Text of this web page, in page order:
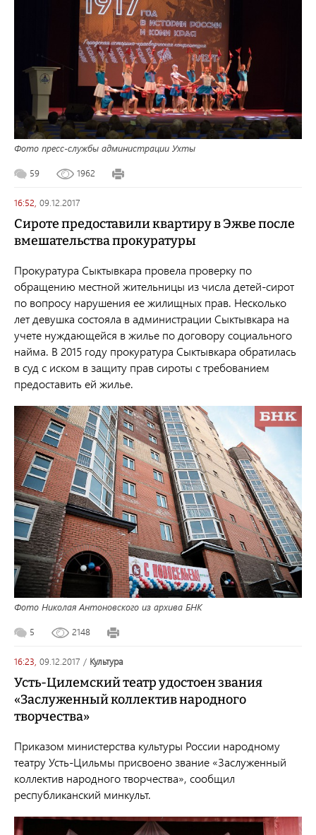
Фото пресс-службы администрации Ухты
59 1962
16:52, 09.12.2017
Сироте предоставили квартиру в Эжве после
вмешательства прокуратуры
Прокуратура Сыктывкара провела проверку по
обращению местной жительницы из числа детей-сирот
по вопросу нарушения ее жилищных прав. Несколько
лет девушка состояла в администрации Сыктывкара на
учете нуждающейся в жилье по договору социального
найма. В 2015 году прокуратура Сыктывкара обратилась
в суд с иском в защиту прав сироты с требованием
предоставить ей жилье.
Фото Николая Антоновского из архива БНК
5 2148
16:23, 09.12.2017 / культура
Усть-Цилемский театр удостоен звания
«Заслуженный коллектив народного
творчества»
Приказом министерства культуры России народному
театру Усть-Цильмы присвоено звание «Заслуженный
коллектив народного творчества», сообщил
республиканский минкульт.